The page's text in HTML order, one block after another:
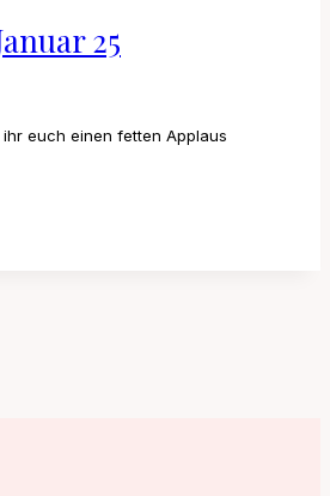
25
euch einen fetten Applaus